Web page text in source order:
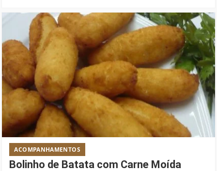
ACOMPANHAMENTOS
Bolinho de Batata com Carne Moída